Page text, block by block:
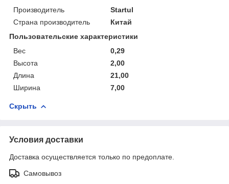
Производитель
Startul
Страна производитель
Китай
Пользовательские характеристики
Вес
0,29
Высота
2,00
Длина
21,00
Ширина
7,00
Скрыть
Условия доставки
Доставка осуществляется только по предоплате.
Самовывоз